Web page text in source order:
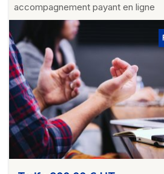
accompagnement payant en ligne